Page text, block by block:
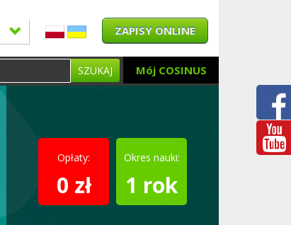
ZAPISY ONLINE
Mój COSINUS
SZUKAJ
Opłaty:
0 zł
Okres nauki:
1 rok